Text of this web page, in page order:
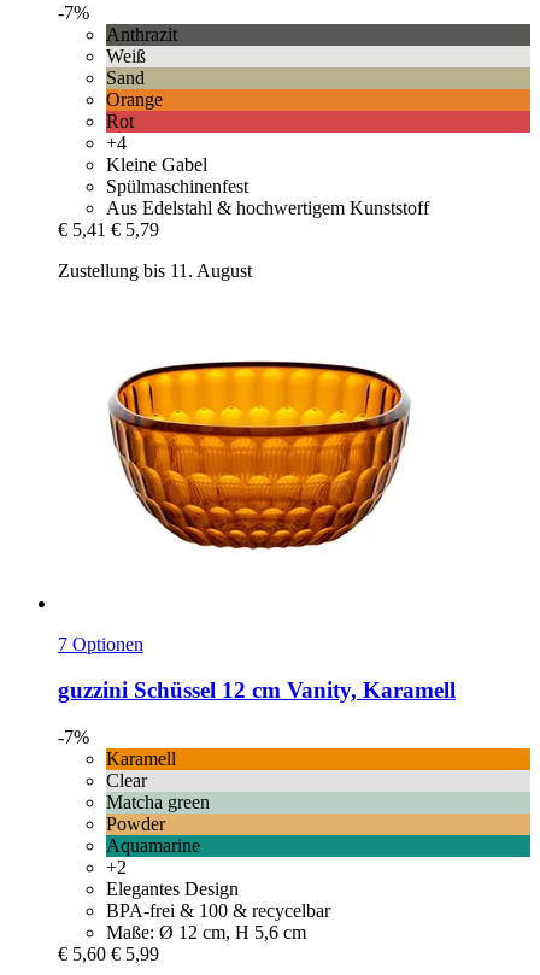
-7%
Anthrazit
Weiß
Sand
Orange
Rot
+4
Kleine Gabel
Spülmaschinenfest
Aus Edelstahl & hochwertigem Kunststoff
€ 5,41 € 5,79
Zustellung bis 11. August
7 Optionen
guzzini Schüssel 12 cm Vanity, Karamell
-7%
Karamell
Clear
Matcha green
Powder
Aquamarine
+2
Elegantes Design
BPA-frei & 100 & recycelbar
Maße: Ø 12 cm, H 5,6 cm
€ 5,60 € 5,99